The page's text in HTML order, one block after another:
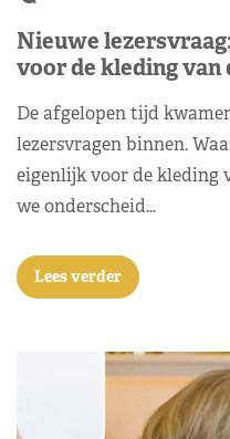
Nieuwe
voor de kleding van
De afgelopen tijd
lezersvragen binnen.
eigenlijk voor de kleding
we onderscheid…
Lees verder